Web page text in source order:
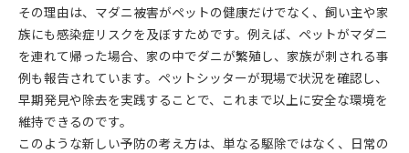
その理由は、マダニ被害がペットの健康だけでなく、飼い主や家
族にも感染症リスクを及ぼすためです。例えば、ペットがマダニ
を連れて帰った場合、家の中でダニが繁殖し、家族が刺される事
例も報告されています。ペットシッターが現場で状況を確認し、
早期発見や除去を実践することで、これまで以上に安全な環境を
維持できるのです。
このような新しい予防の考え方は、単なる駆除ではなく、日常の